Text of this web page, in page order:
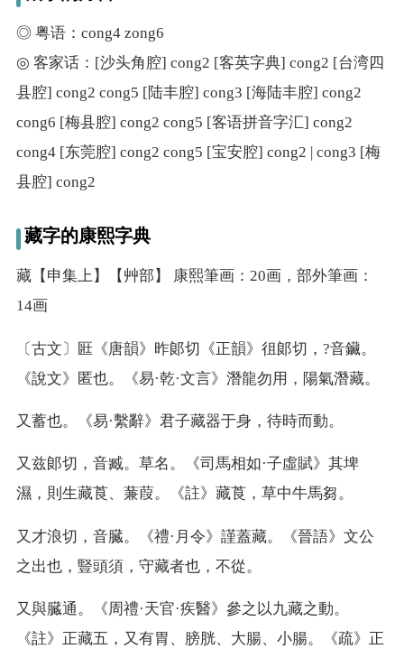
◎ 粤语：cong4 zong6
◎ 客家话：[沙头角腔] cong2 [客英字典] cong2 [台湾四
县腔] cong2 cong5 [陆丰腔] cong3 [海陆丰腔] cong2
cong6 [梅县腔] cong2 cong5 [客语拼音字汇] cong2
cong4 [东莞腔] cong2 cong5 [宝安腔] cong2 | cong3 [梅
县腔] cong2
藏字的康熙字典
藏【申集上】【艸部】 康熙筆画：20画，部外筆画：
14画
〔古文〕匨《唐韻》昨郞切《正韻》徂郞切，?音鑶。
《說文》匿也。《易·乾·文言》潛龍勿用，陽氣潛藏。
又蓄也。《易·繫辭》君子藏器于身，待時而動。
又兹郞切，音臧。草名。《司馬相如·子虛賦》其埤
濕，則生藏莨、蒹葭。《註》藏莨，草中牛馬芻。
又 才浪切，音臓。《禮·月令》謹蓋藏。《晉語》文公
之出也，豎頭須，守藏者也，不從。
又與臓通。《周禮·天官·疾醫》參之以九藏之動。
《註》正藏五，又有胃、膀胱、大腸、小腸。《疏》正